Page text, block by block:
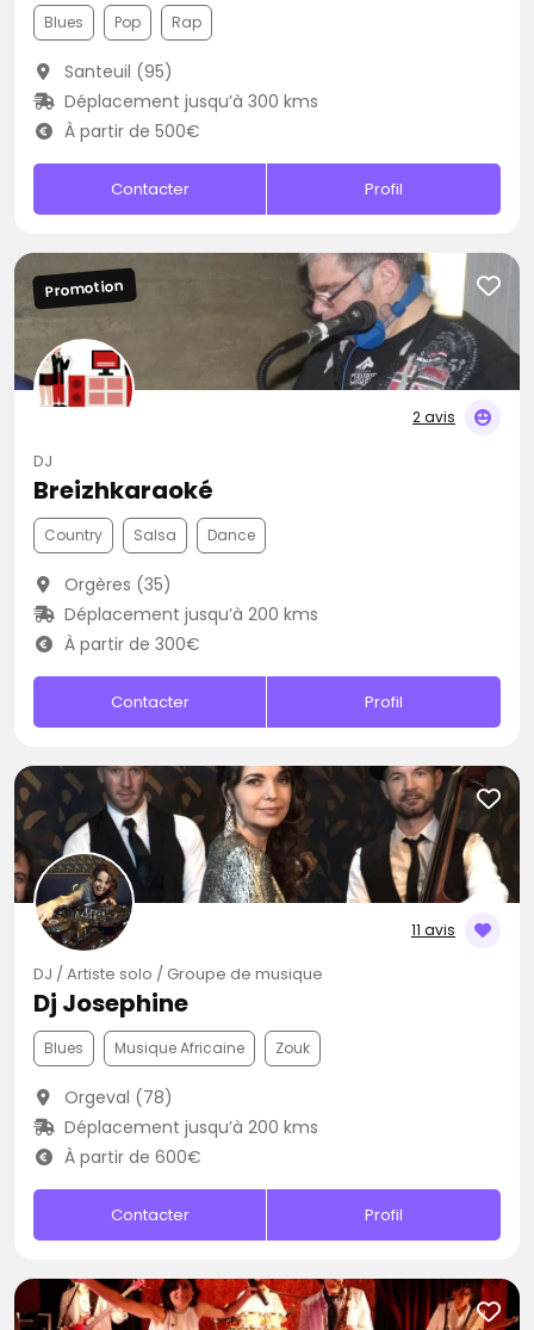
Blues Pop Rap
Santeuil (95)
Déplacement jusqu’à 300 kms
À partir de 500€
Contacter Profil
2 avis
Promotion
DJ
Breizhkaraoké
Country Salsa Dance
Orgères (35)
Déplacement jusqu’à 200 kms
À partir de 300€
Contacter Profil
11 avis
DJ / Artiste solo / Groupe de musique
Dj Josephine
Blues Musique Africaine Zouk
Orgeval (78)
Déplacement jusqu’à 200 kms
À partir de 600€
Contacter Profil